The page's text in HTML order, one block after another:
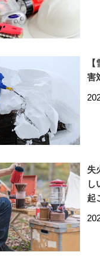
害
失
し
起